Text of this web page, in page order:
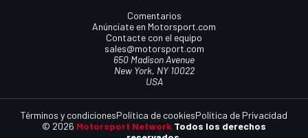
Comentarios
Anúnciate en Motorsport.com
Contacte con el equipo
sales@motorsport.com
650 Madison Avenue
New York, NY 10022
USA
© 2026 Motorsport Network Todos los derechos
Términos y condicionesPolítica de cookiesPolítica de Privacidad